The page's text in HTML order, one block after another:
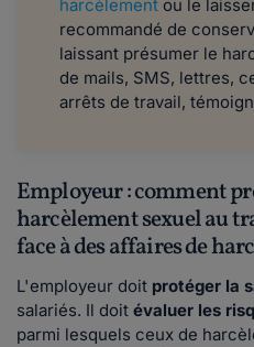
harcèlement ou le
recommandé de
laissant présumer le
de mails, SMS, lettres,
arrêts de travail,
Employeur : comment
harcèlement sexuel au
face à des affaires de
L'employeur doit protéger la
salariés. Il doit évaluer les
parmi lesquels ceux de